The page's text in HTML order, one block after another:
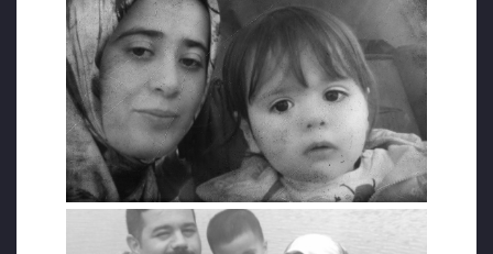
Aksoy ve oğulları Yusuf Baha ile birlikte 28
Temmuz 2018’de Ayvalık’tan Midilli adasına
geçmek için bir tekneye bindiler. Tekne
adaya varamadan alabora oldu. Toplam 16
kişinin olduğu teknede 7 kişi hayatını
kaybetti. Eşi Gökhan Yeni ve daha bebek olan
Nurbanu ve Burhan’ı kaybeden Gülfem Yeni
de o geceyi yaşayan ve acısını hala taze olan
annelerden biriydi.